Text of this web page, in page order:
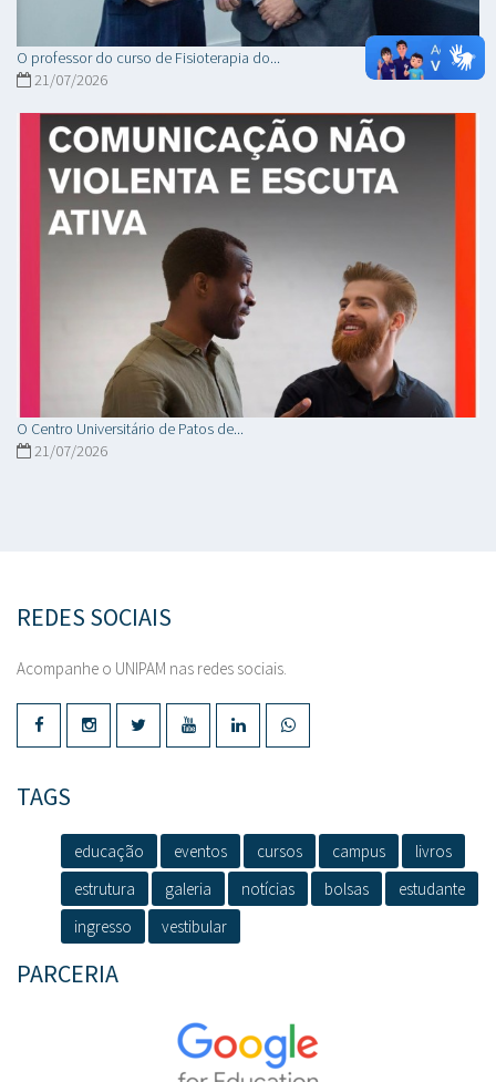
O professor do curso de Fisioterapia do...
21/07/2026
O Centro Universitário de Patos de...
21/07/2026
REDES SOCIAIS
Acompanhe o UNIPAM nas redes sociais.
TAGS
educação eventos cursos campus
livros
estrutura
galeria notícias bolsas
estudante
ingresso
vestibular
PARCERIA